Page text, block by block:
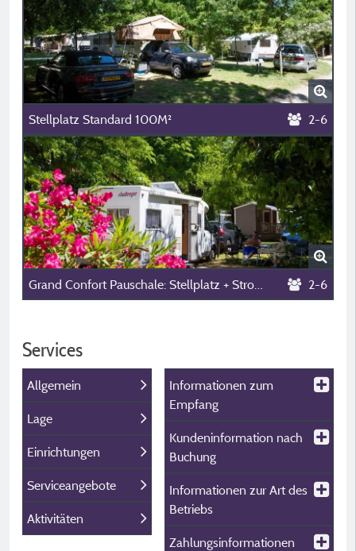
Stellplatz Standard 100M² 2-6
Grand Confort Pauschale: Stellplatz + Strom + Abwasser-/Fließwasseranschluss 2-6
Services
Allgemein
Lage
Einrichtungen
Serviceangebote
Aktivitäten
Informationen zum
Empfang
Kundeninformation nach
Buchung
Informationen zur Art des
Betriebs
Zahlungsinformationen